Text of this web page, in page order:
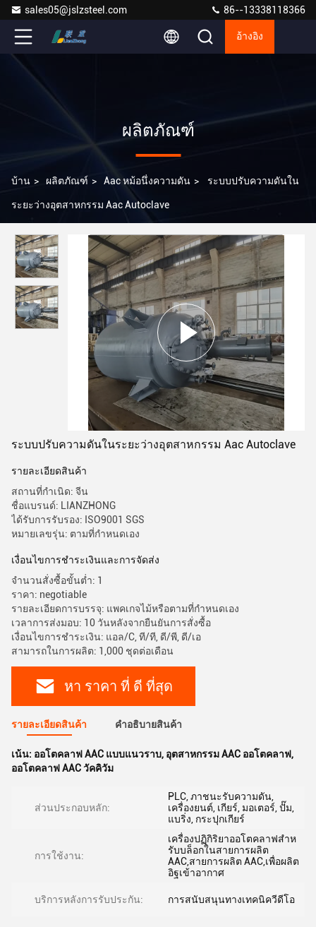
sales05@jslzsteel.com 86--13338118366
อ้างอิง
ผลิตภัณฑ์
บ้าน > ผลิตภัณฑ์ > Aac หม้อนึ่งความดัน > ระบบปรับความดันใน
ระยะว่างอุตสาหกรรม Aac Autoclave
ระบบปรับความดันในระยะว่างอุตสาหกรรม Aac Autoclave
รายละเอียดสินค้า
สถานที่กำเนิด: จีน
ชื่อแบรนด์: LIANZHONG
ได้รับการรับรอง: ISO9001 SGS
หมายเลขรุ่น: ตามที่กำหนดเอง
เงื่อนไขการชําระเงินและการจัดส่ง
จำนวนสั่งซื้อขั้นต่ำ: 1
ราคา: negotiable
รายละเอียดการบรรจุ: แพคเกจไม้หรือตามที่กำหนดเอง
เวลาการส่งมอบ: 10 วันหลังจากยืนยันการสั่งซื้อ
เงื่อนไขการชำระเงิน: แอล/C, ที/ที, ดี/พี, ดี/เอ
สามารถในการผลิต: 1,000 ชุดต่อเดือน
หา ราคา ที่ ดี ที่สุด
รายละเอียดสินค้า คําอธิบายสินค้า
เน้น: ออโตคลาฟ AAC แบบแนวราบ, อุตสาหกรรม AAC ออโตคลาฟ,
ออโตคลาฟ AAC วัคคิวัม
ส่วนประกอบหลัก:
PLC, ภาชนะรับความดัน,
เครื่องยนต์, เกียร์, มอเตอร์, ปั๊ม,
แบริ่ง, กระปุกเกียร์
การใช้งาน:
เครื่องปฏิกิริยาออโตคลาฟสําห
รับบล็อกในสายการผลิต
AAC,สายการผลิต AAC,เพื่อผลิต
อิฐเข้าอากาศ
บริการหลังการรับประกัน: การสนับสนุนทางเทคนิควีดีโอ